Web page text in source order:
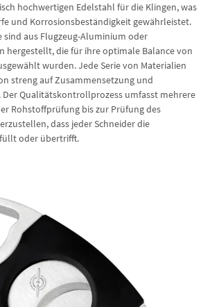
hochwertigen Edelstahl für die Klingen, was
und Korrosionsbeständigkeit gewährleistet.
sind aus Flugzeug-Aluminium oder
hergestellt, die für ihre optimale Balance von
wurden. Jede Serie von Materialien
streng auf Zusammensetzung und
Der Qualitätskontrollprozess umfasst mehrere
Rohstoffprüfung bis zur Prüfung des
dass jeder Schneider die
oder übertrifft.